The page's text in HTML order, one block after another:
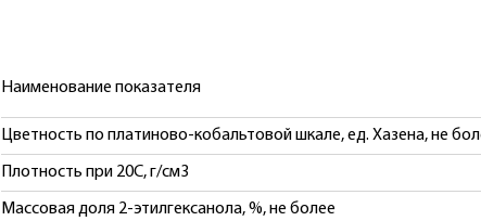
Наименование показателя
Цветность по платиново-кобальтовой шкале, ед. Хазена, не
Плотность при 20С, г/см3
Массовая доля 2-этилгексанола, %, не более